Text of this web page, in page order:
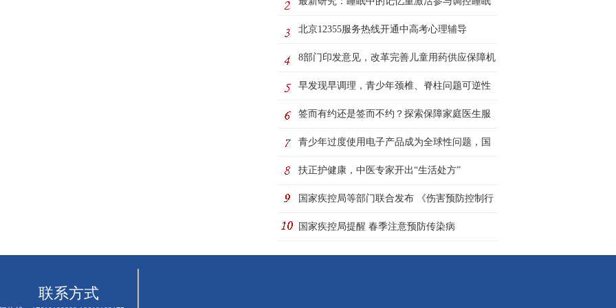
动态
北京12355服务热线开通中高考心理辅导
8部门印发意见，改革完善儿童用药供应保障机
制 让更多孩子用上好···
早发现早调理，青少年颈椎、脊柱问题可逆性
极强
签而有约还是签而不约？探索保障家庭医生服
务新路径
青少年过度使用电子产品成为全球性问题，国
际社会呼吁构建协同治···
扶正护健康，中医专家开出“生活处方”
国家疾控局等部门联合发布 《伤害预防控制行
动计划（2026—2030年···
国家疾控局提醒 春季注意预防传染病
联系方式